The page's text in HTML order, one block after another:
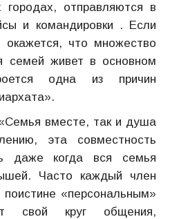
отправляются в
и командировки . Если
что множество
семей живет в основном
одна из причин
вместе, так и душа
эта совместность
даже когда вся семья
Часто каждый член
«персональным»
свой круг общения,